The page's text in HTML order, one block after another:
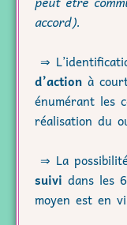
accord).
⇒
d’action à
énumérant les
réalisation du
⇒ La
suivi dans les
moyen est en